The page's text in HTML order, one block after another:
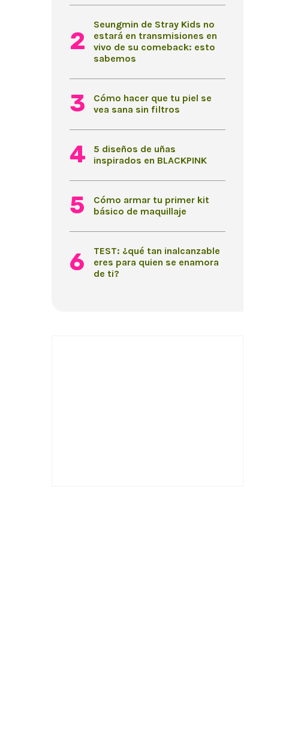
Seungmin de Stray Kids no
estará en transmisiones en
vivo de su comeback: esto
sabemos
Cómo hacer que tu piel se
vea sana sin filtros
5 diseños de uñas
inspirados en BLACKPINK
Cómo armar tu primer kit
básico de maquillaje
TEST: ¿qué tan inalcanzable
eres para quien se enamora
de ti?